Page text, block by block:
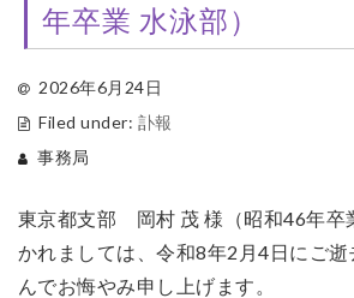
年卒業 水泳部）
2026年6月24日
Filed under: 訃報
事務局
東京都支部 岡村 茂 様（昭和46年
かれましては、令和8年2月4日にご
んでお悔やみ申し上げます。